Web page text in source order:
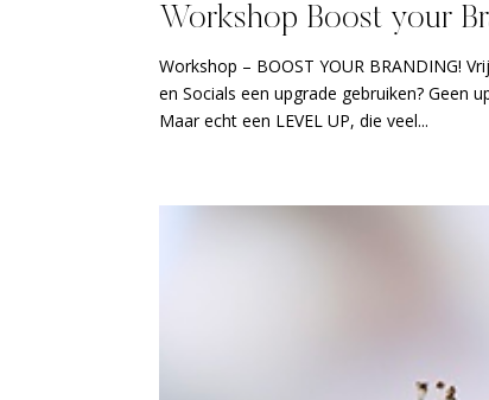
Workshop Boost your
Workshop – BOOST YOUR BRANDING!
en Socials een upgrade gebruiken? Geen
Maar echt een LEVEL UP, die veel...